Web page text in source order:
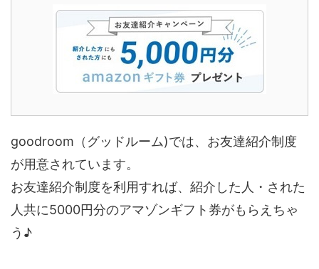
goodroom（グッドルーム)では、お友達紹介制度
が用意されています。
お友達紹介制度を利用すれば、紹介した人・された
人共に5000円分のアマゾンギフト券がもらえちゃ
う♪